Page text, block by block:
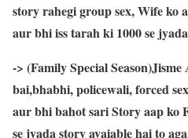
story rahegi group sex, Wife ko
aur bhi iss tarah ki 1000 se
-> (Family Special
bai,bhabhi, policewali, forced
aur bhi bahot sari Story aap ko
se jyada story avaiable hai to